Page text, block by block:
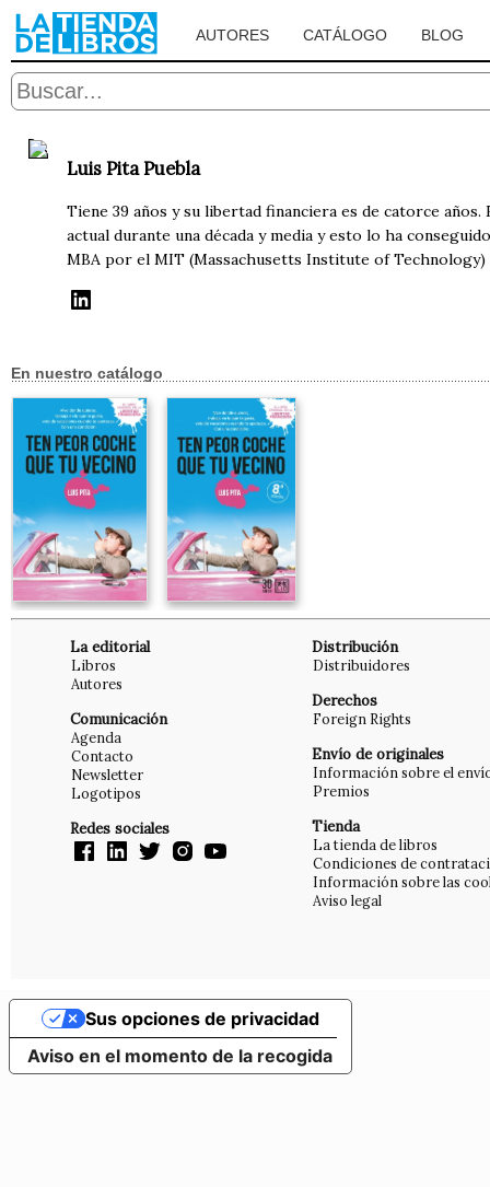
AUTORES CATÁLOGO BLOG
Luis Pita Puebla
Tiene 39 años y su libertad financiera es de catorce
actual durante una década y media y esto lo ha
MBA por el MIT (Massachusetts Institute of
En nuestro catálogo
La editorial
Libros
Autores
Comunicación
Agenda
Contacto
Newsletter
Logotipos
Redes sociales
Distribución
Distribuidores
Derechos
Foreign Rights
Envío de originales
Información sobre el
Premios
Tienda
La tienda de libros
Condiciones de
Información sobre las
Aviso legal
Aviso en el momento de la recogida
Sus opciones de privacidad